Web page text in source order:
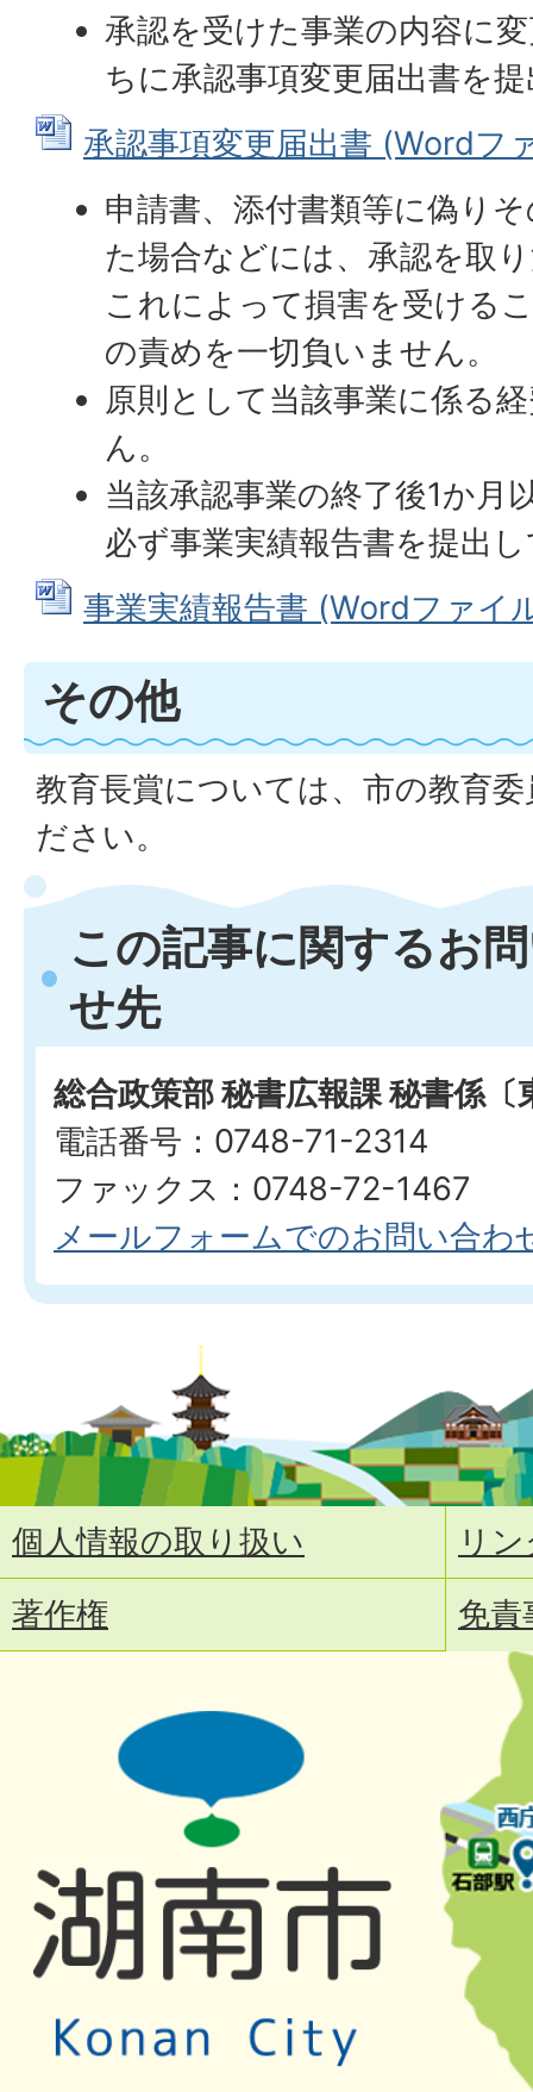
承認を受けた事業の内容に
ちに承認事項変更届出書を
承認事項変更届出書 (Wordフ
申請書、添付書類等に偽り
た場合などには、承認を取
これによって損害を受ける
の責めを一切負いません。
原則として当該事業に係る
ん。
当該承認事業の終了後1か月
必ず事業実績報告書を提出
事業実績報告書 (Wordファイ
その他
教育長賞については、市の教育
ださい。
この記事に関するお
せ先
総合政策部 秘書広報課 秘書係〔
電話番号：0748-71-2314
ファックス：0748-72-1467
メールフォームでのお問い合わ
個人情報の取り扱い
リ
著作権
免責